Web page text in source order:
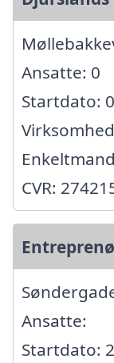
Ansatte: 0
Startdato:
CVR:
Ansatte:
Startdato: